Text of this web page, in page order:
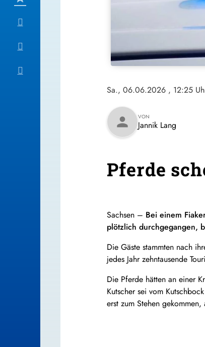
Sa., 06.06.2026 , 12:25
person VON
Jannik Lang
Pferde
Sachsen – Bei einem
plötzlich durchgegangen,
Die Gäste stammten nach
jedes Jahr zehntausende
Die Pferde hätten an einer
Kutscher sei vom
erst zum Stehen